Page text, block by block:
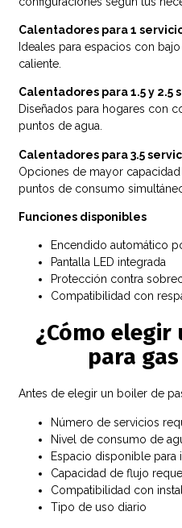
Calentadores para 1
Ideales para espacios con
caliente.
Calentadores para 1.5 y 2.5
Diseñados para hogares con
puntos de agua.
Calentadores para 3.5
Opciones de mayor
puntos de consumo
Funciones disponibles
Encendido automático
Pantalla LED integrada
Protección contra
Compatibilidad con
¿Cómo
para
Antes de elegir un boiler de
Número de servicios
Nivel de consumo de
Espacio disponible para
Capacidad de flujo
Compatibilidad con
Tipo de uso diario